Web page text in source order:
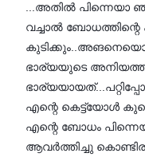
...അതിൽ പിന്നെയാ
വച്ചാൽ
ഭാര്യയുടെ
എന്റെ കെട്ട്യോൾ
എന്റെ ബോധം
ആവർത്തിച്ചു